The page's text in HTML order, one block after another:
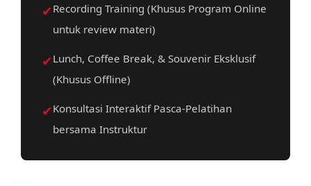
✔Recording Training (Khusus Program Online
untuk review materi)
✔Lunch, Coffee Break, & Souvenir Eksklusif
(Khusus Offline)
✔Konsultasi Interaktif Pasca-Pelatihan
bersama Instruktur